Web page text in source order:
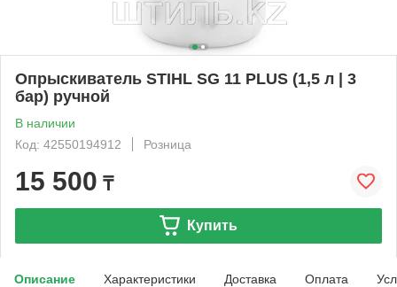
Опрыскиватель STIHL SG 11 PLUS (1,5 л | 3
бар) ручной
В наличии
Код: 42550194912
Розница
15 500 ₸
Купить
Описание Характеристики Доставка Оплата